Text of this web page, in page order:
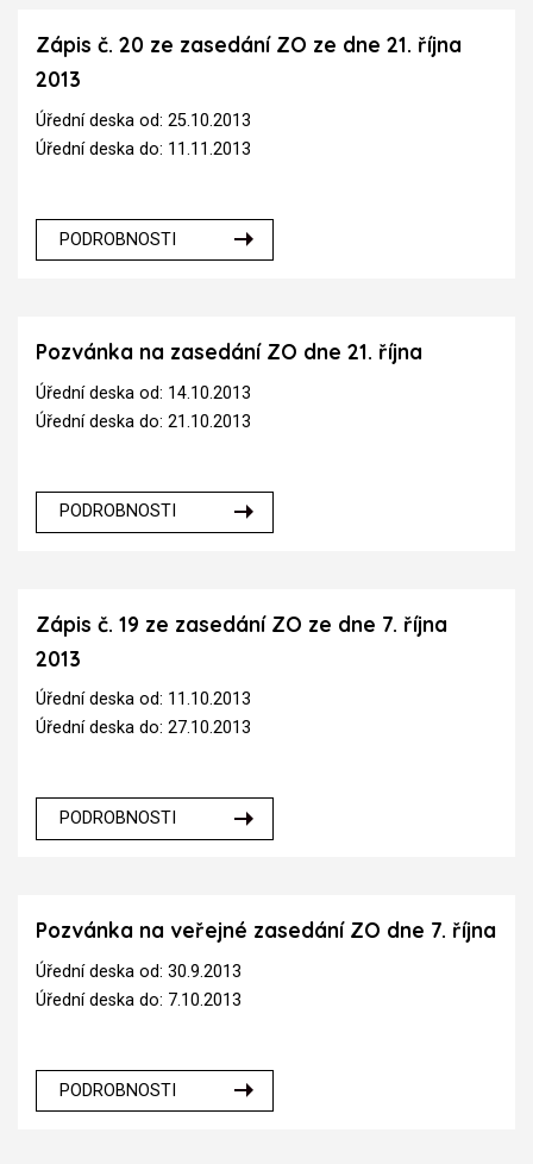
Zápis č. 20 ze zasedání ZO ze dne 21. října
2013
Úřední deska od: 25.10.2013
Úřední deska do: 11.11.2013
PODROBNOSTI
Pozvánka na zasedání ZO dne 21. října
Úřední deska od: 14.10.2013
Úřední deska do: 21.10.2013
PODROBNOSTI
Zápis č. 19 ze zasedání ZO ze dne 7. října
2013
Úřední deska od: 11.10.2013
Úřední deska do: 27.10.2013
PODROBNOSTI
Pozvánka na veřejné zasedání ZO dne 7. října
Úřední deska od: 30.9.2013
Úřední deska do: 7.10.2013
PODROBNOSTI